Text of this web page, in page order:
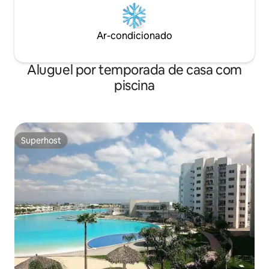
Ar-condicionado
Aluguel por temporada de casa com
piscina
Superhost
Superhost